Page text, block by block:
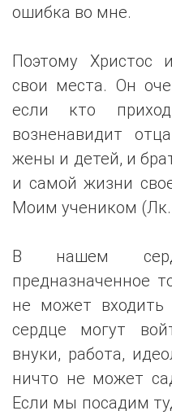
ошибка во мне.
Поэтому Христос
свои места. Он
если кто
возненавидит
жены и детей, и
и самой жизни
Моим учеником (Лк.
В нашем
предназначенное
не может входить
сердце могут
внуки, работа,
ничто не может
Если мы посадим